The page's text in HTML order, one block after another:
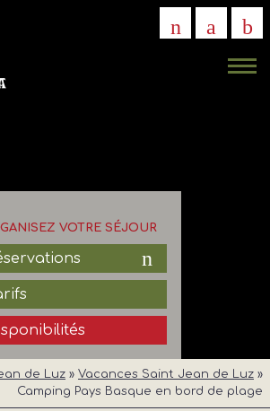
VOTRE SÉJOUR
de Luz » Vacances Saint Jean de Luz »
Camping Pays Basque en bord de plage